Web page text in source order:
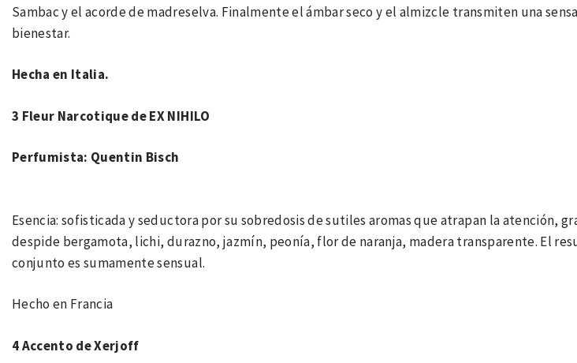
Sambac y el acorde de madreselva. Finalmente el ámbar seco y el almizcle transmiten una
bienestar.
Hecha en Italia.
3 Fleur Narcotique de EX NIHILO
Perfumista: Quentin Bisch
Esencia: sofisticada y seductora por su sobredosis de sutiles aromas que atrapan la atención,
despide bergamota, lichi, durazno, jazmín, peonía, flor de naranja, madera transparente. El
conjunto es sumamente sensual.
Hecho en Francia
4 Accento de Xerjoff